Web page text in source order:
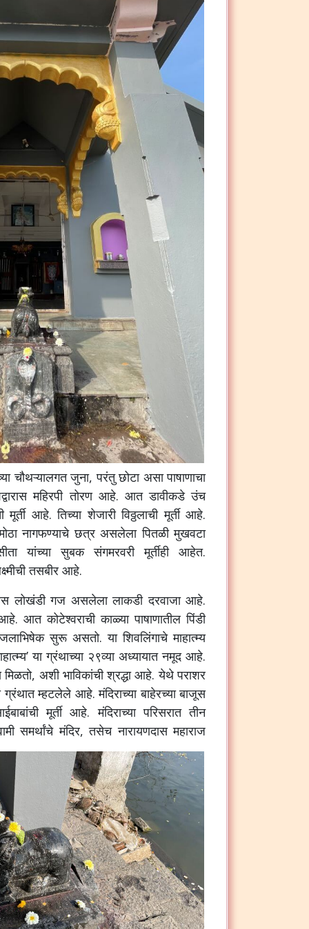
चौथऱ्यालगत जुना, परंतु छोटा असा पाषाणाचा
महिरपी तोरण आहे. आत डावीकडे उंच
आहे. तिच्या शेजारी विठ्ठलाची मूर्ती आहे.
नागफण्याचे छत्र असलेला पितळी मुखवटा
यांच्या सुबक संगमरवरी मूर्तीही आहेत.
तसबीर आहे.
लोखंडी गज असलेला लाकडी दरवाजा आहे.
आत कोटेश्वराची काळ्या पाषाणातील पिंडी
सुरू असतो. या शिवलिंगाचे माहात्म्य
या ग्रंथाच्या २९व्या अध्यायात नमूद आहे.
मिळतो, अशी भाविकांची श्रद्धा आहे. येथे पराशर
म्हटलेले आहे. मंदिराच्या बाहेरच्या बाजूस
मूर्ती आहे. मंदिराच्या परिसरात तीन
समर्थांचे मंदिर, तसेच नारायणदास महाराज